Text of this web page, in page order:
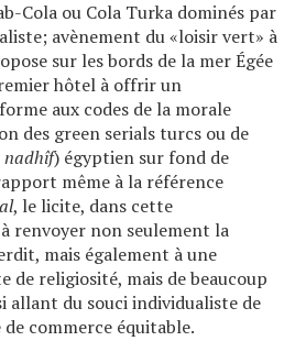
Cola ou Cola Turka dominés par
avènement du «loisir vert» à
sur les bords de la mer Égée
hôtel à offrir un
aux codes de la morale
des green serials turcs ou de
nadhîf) égyptien sur fond de
même à la référence
, le licite, dans cette
renvoyer non seulement la
mais également à une
de religiosité, mais de beaucoup
allant du souci individualiste de
commerce équitable.